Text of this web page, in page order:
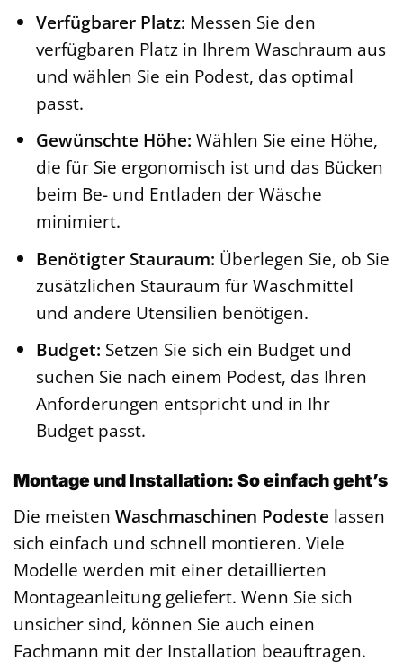
Verfügbarer Platz: Messen Sie den
verfügbaren Platz in Ihrem Waschraum aus
und wählen Sie ein Podest, das optimal
passt.
Gewünschte Höhe: Wählen Sie eine Höhe,
die für Sie ergonomisch ist und das Bücken
beim Be- und Entladen der Wäsche
minimiert.
Benötigter Stauraum: Überlegen Sie, ob Sie
zusätzlichen Stauraum für Waschmittel
und andere Utensilien benötigen.
Budget: Setzen Sie sich ein Budget und
suchen Sie nach einem Podest, das Ihren
Anforderungen entspricht und in Ihr
Budget passt.
Montage und Installation: So einfach geht’s
Die meisten Waschmaschinen Podeste lassen
sich einfach und schnell montieren. Viele
Modelle werden mit einer detaillierten
Montageanleitung geliefert. Wenn Sie sich
unsicher sind, können Sie auch einen
Fachmann mit der Installation beauftragen.